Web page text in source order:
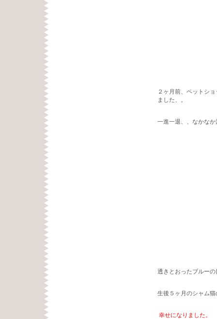
２ヶ月前、ペットシ
ました、。
一進一退、、なかな
透きとおったブルー
生後５ヶ月のシャム
幸せになりました。